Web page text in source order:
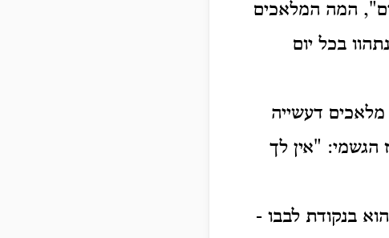
המה המלאכים
בכל יום
דעשייה
"אין לך
בנקודת לבבו -